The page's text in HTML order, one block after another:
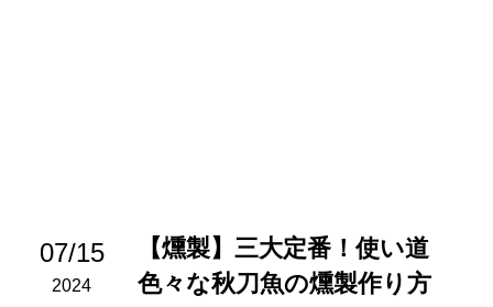
07/15
2024
【燻製】三大定番！使い道
色々な秋刀魚の燻製作り方